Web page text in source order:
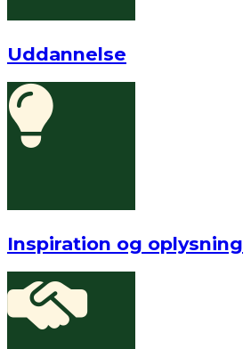
Uddannelse
Inspiration og oplysning